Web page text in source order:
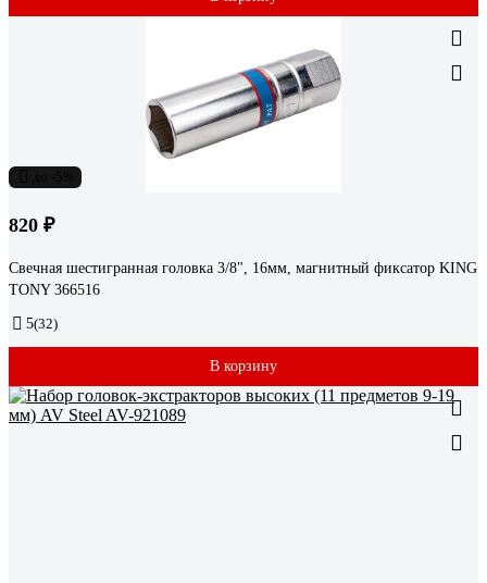
820 ₽
Свечная шестигранная головка 3/8", 16мм, магнитный фиксатор KING
TONY 366516
5(32)
В корзину